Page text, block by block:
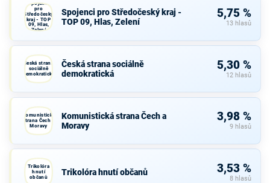
Spojenci
pro
Středočeský
kraj - TOP
09, Hlas,
Zelení
Spojenci pro Středočeský kraj -
TOP 09, Hlas, Zelení
5,75 %
13 hlasů
Česká strana
sociálně
demokratická
Česká strana sociálně
demokratická
5,30 %
12 hlasů
Komunistická
strana Čech a
Moravy
Komunistická strana Čech a
Moravy
3,98 %
9 hlasů
Trikolóra
hnutí
občanů
Trikolóra hnutí občanů 3,53 %
8 hlasů